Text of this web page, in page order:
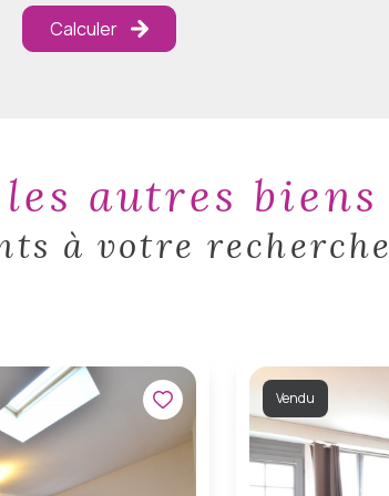
Calculer
les autres biens
à votre recherche
Vendu